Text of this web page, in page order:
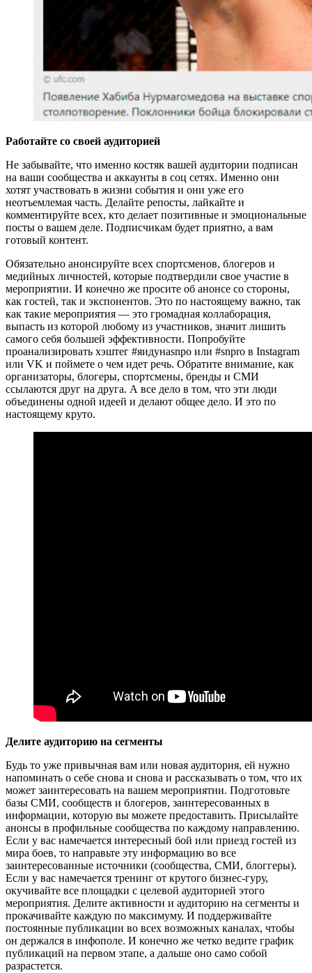
Работайте со своей аудиторией
Не забывайте, что именно костяк вашей аудитории подписан
на ваши сообщества и аккаунты в соц сетях. Именно они
хотят участвовать в жизни события и они уже его
неотъемлемая часть. Делайте репосты, лайкайте и
комментируйте всех, кто делает позитивные и эмоциональные
посты о вашем деле. Подписчикам будет приятно, а вам
готовый контент.
Обязательно анонсируйте всех спортсменов, блогеров и
медийных личностей, которые подтвердили свое участие в
мероприятии. И конечно же просите об анонсе со стороны,
как гостей, так и экспонентов. Это по настоящему важно, так
как такие мероприятия — это громадная коллаборация,
выпасть из которой любому из участников, значит лишить
самого себя большей эффективности. Попробуйте
проанализировать хэштег #яидунаsnpo или #snpro в Instagram
или VK и поймете о чем идет речь. Обратите внимание, как
организаторы, блогеры, спортсмены, бренды и СМИ
ссылаются друг на друга. А все дело в том, что эти люди
объединены одной идеей и делают общее дело. И это по
настоящему круто.
Делите аудиторию на сегменты
Будь то уже привычная вам или новая аудитория, ей нужно
напоминать о себе снова и снова и рассказывать о том, что их
может заинтересовать на вашем мероприятии. Подготовьте
базы СМИ, сообществ и блогеров, заинтересованных в
информации, которую вы можете предоставить. Присылайте
анонсы в профильные сообщества по каждому направлению.
Если у вас намечается интересный бой или приезд гостей из
мира боев, то направьте эту информацию во все
заинтересованные источники (сообщества, СМИ, блоггеры).
Если у вас намечается тренинг от крутого бизнес-гуру,
окучивайте все площадки с целевой аудиторией этого
мероприятия. Делите активности и аудиторию на сегменты и
прокачивайте каждую по максимуму. И поддерживайте
постоянные публикации во всех возможных каналах, чтобы
он держался в инфополе. И конечно же четко ведите график
публикаций на первом этапе, а дальше оно само собой
разрастется.